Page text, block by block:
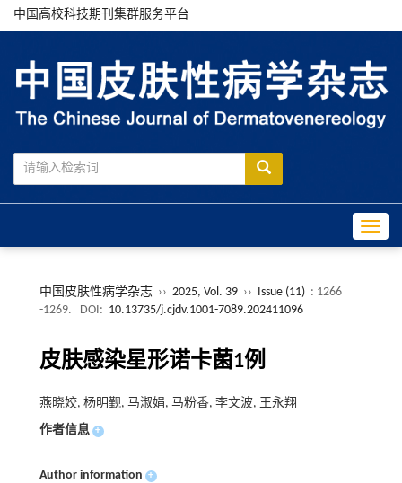
中国高校科技期刊集群服务平台
中国皮肤性病学杂志 ›› 2025, Vol. 39 ›› Issue (11) : 1266
-1269.
DOI: 10.13735/j.cjdv.1001-7089.202411096
皮肤感染星形诺卡菌1例
燕晓姣, 杨明觐, 马淑娟, 马粉香, 李文波, 王永翔
作者信息 +
Author information +